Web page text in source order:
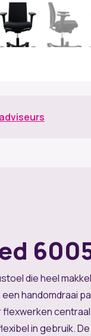
die heel
handomdraai
in gebruik.